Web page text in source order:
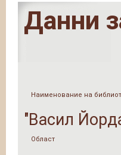
Данни
Наименование на
"Васил
Област